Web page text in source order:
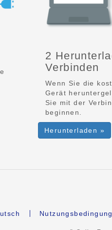
2
Verbinden
Wenn Sie die
Gerät
Sie mit der
beginnen.
Herunterladen »